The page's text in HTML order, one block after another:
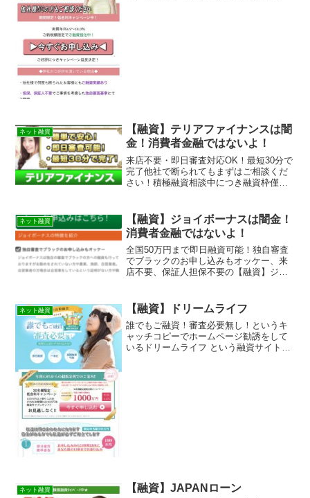
ネット融資
【融資】テリアファイナンスは闇
金！消費者金融ではないよ！
来店不要・即日審査対応OK！最短30分で
完了他社で断られてもまずはご相談くだ
さい！積極融資相談中につき融資枠僅か
検索や突然送られてきたSMSメールでお
金を貸してもらえる...
ネット融資
【融資】ジョイボーナスは闇金！
消費者金融ではないよ！
全国50万円まで即日融資可能！独自審査
でブラックのお申し込みもオッケー、来
店不要、保証人担保不要の【融資】ジョ
SMSメールでお金を貸してもらえる消費
者金融などの貸金業者...
ネット融資 【融資】ドリームライフ
誰でもご融資！審査必要無し！というキ
ャッチコピーでホームページ勧誘をして
いるドリームライフ という融資サイトは
ネット融資 【融資】JAPANローン